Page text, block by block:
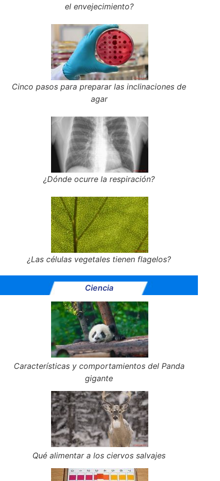
el envejecimiento?
Cinco pasos para preparar las inclinaciones de
agar
¿Dónde ocurre la respiración?
¿Las células vegetales tienen flagelos?
Ciencia
Características y comportamientos del Panda
gigante
Qué alimentar a los ciervos salvajes